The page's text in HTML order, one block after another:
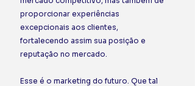
proporcionar experiências
excepcionais aos clientes,
fortalecendo assim sua posição e
reputação no mercado.
Esse é o marketing do futuro. Que tal